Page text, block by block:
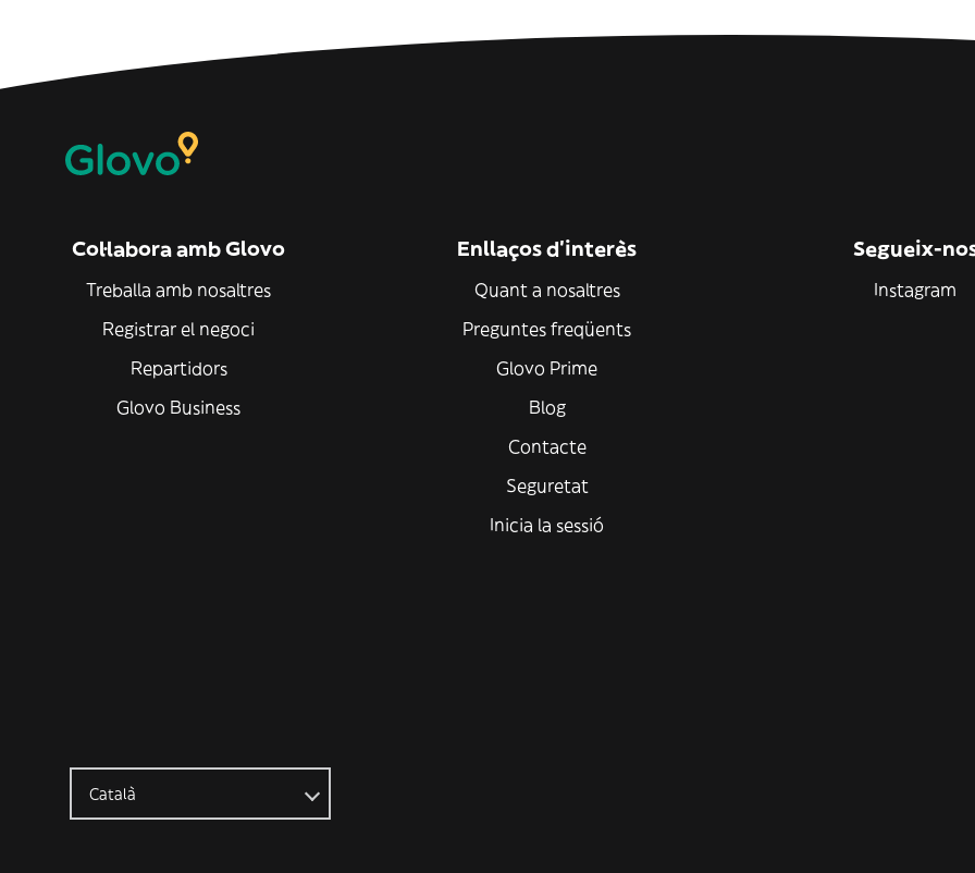
Col·labora amb Glovo
Treballa amb nosaltres
Registrar el negoci
Repartidors
Glovo Business
Enllaços d'interès
Quant a nosaltres
Preguntes freqüents
Glovo Prime
Blog
Contacte
Seguretat
Inicia la sessió
Segueix-
Instagram